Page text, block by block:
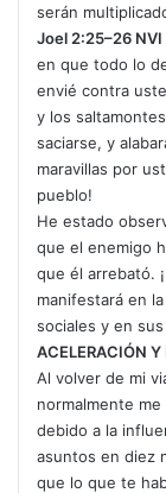
serán
Joel 2:25–26 NVI
en que todo lo
envié contra
y los
saciarse, y
maravillas por
pueblo!
He estado
que el enemigo
que él arrebató.
manifestará en
sociales y en
ACELERACIÓN
Al volver de mi
normalmente
debido a la
asuntos en diez
que lo que te